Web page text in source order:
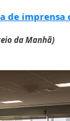
de imprensa
da Manhã)